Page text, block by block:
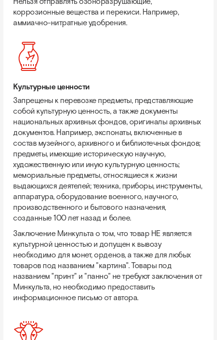
коррозионные вещества и перекиси. Например,
аммиачно-нитратные удобрения.
Культурные ценности
Запрещены к перевозке предметы, представляющие
собой культурную ценность, а также документы
национальных архивных фондов, оригиналы архивных
документов. Например, экспонаты, включенные в
состав музейного, архивного и библиотечных фондов;
предметы, имеющие историческую научную,
художественную или иную культурную ценность;
мемориальные предметы, относящиеся к жизни
выдающихся деятелей; техника, приборы, инструменты,
аппаратура, оборудование военного, научного,
производственного и бытового назначения,
созданные 100 лет назад и более.
Заключение Минкульта о том, что товар НЕ является
культурной ценностью и допущен к вывозу
необходимо для монет, орденов, а также для любых
товаров под названием "картина". Товары под
названием "принт" и "панно" не требуют заключения от
Минкульта, но необходимо предоставить
информационное письмо от автора.